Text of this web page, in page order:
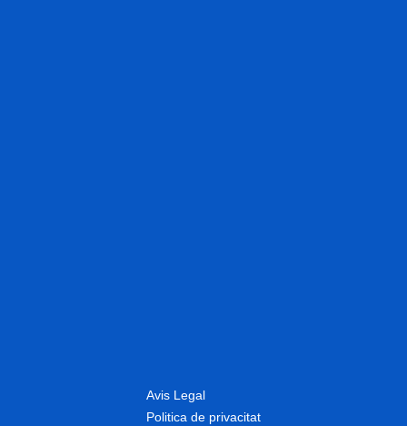
Avis Legal
Politica de privacitat